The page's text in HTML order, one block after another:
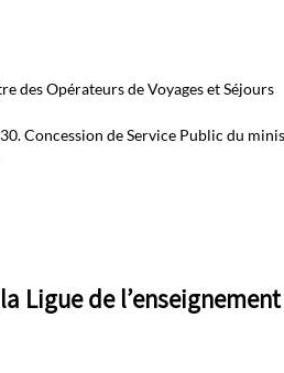
des Opérateurs de Voyages et Séjours
Concession de Service Public du
Ligue de